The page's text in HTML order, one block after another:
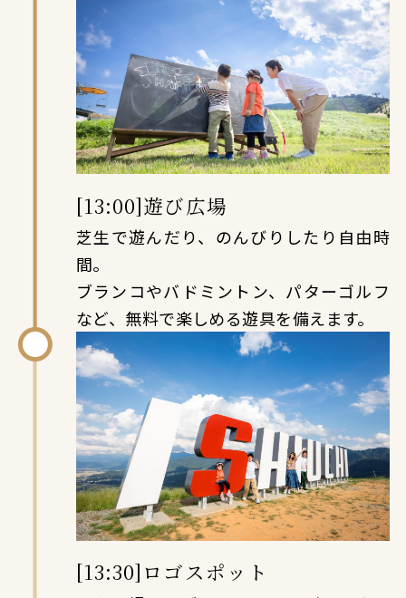
[13:00]遊び広場
芝生で遊んだり、のんびりしたり自由時
間。
ブランコやバドミントン、パターゴルフ
など、無料で楽しめる遊具を備えます。
[13:30]ロゴスポット